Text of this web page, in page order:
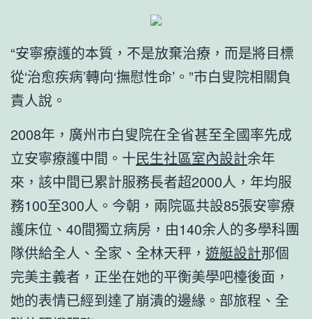
“安寧療護的本質，不是放棄治療，而是將目標
從‘治愈疾病’轉向‘撫慰性命’。”市白叟院相關負
責人說。
2008年，廣州市白叟院在全省甚至全國率先成
立安寧療護中間。十民生社區室內設計余年
來，該中間已累計服務長者超2000人，年均服
務100至300人。今朝，兩院區共設85張安寧療
護床位、40間獨立病房，由140余人的多學科團
隊供給全人、全家、全林天秤， 遊艇設計那個
完美主義者，正坐在她的平衡美學吧檯後面，
她的表情已經到達了崩潰的邊緣。部旅程、全